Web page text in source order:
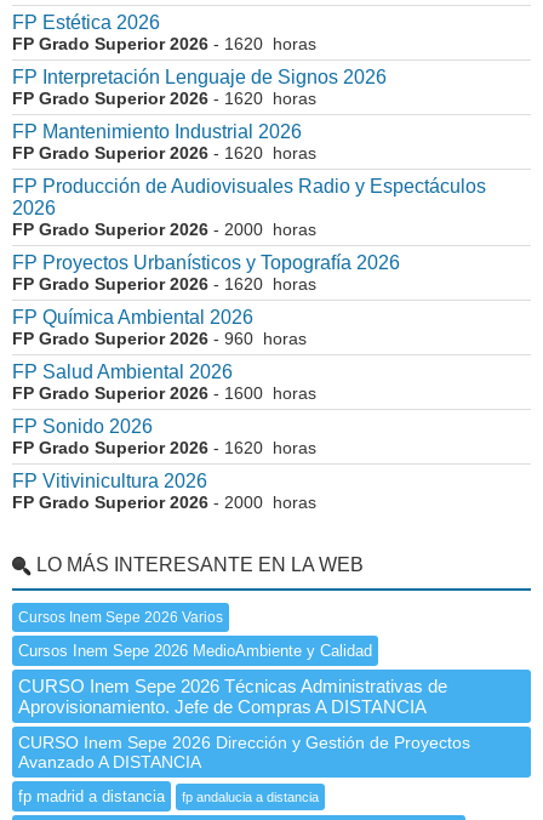
FP Estética 2026
FP Grado Superior 2026 - 1620 horas
FP Interpretación Lenguaje de Signos 2026
FP Grado Superior 2026 - 1620 horas
FP Mantenimiento Industrial 2026
FP Grado Superior 2026 - 1620 horas
FP Producción de Audiovisuales Radio y Espectáculos
2026
FP Grado Superior 2026 - 2000 horas
FP Proyectos Urbanísticos y Topografía 2026
FP Grado Superior 2026 - 1620 horas
FP Química Ambiental 2026
FP Grado Superior 2026 - 960 horas
FP Salud Ambiental 2026
FP Grado Superior 2026 - 1600 horas
FP Sonido 2026
FP Grado Superior 2026 - 1620 horas
FP Vitivinicultura 2026
FP Grado Superior 2026 - 2000 horas
LO MÁS INTERESANTE EN LA WEB
Cursos Inem Sepe 2026 Varios
Cursos Inem Sepe 2026 MedioAmbiente y Calidad
CURSO Inem Sepe 2026 Técnicas Administrativas de
Aprovisionamiento. Jefe de Compras A DISTANCIA
CURSO Inem Sepe 2026 Dirección y Gestión de Proyectos
Avanzado A DISTANCIA
fp madrid a distancia fp andalucia a distancia